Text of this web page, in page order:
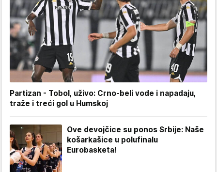
Partizan - Tobol, uživo: Crno-beli vode i napadaju,
traže i treći gol u Humskoj
Ove devojčice su ponos Srbije: Naše
košarkašice u polufinalu
Eurobasketa!